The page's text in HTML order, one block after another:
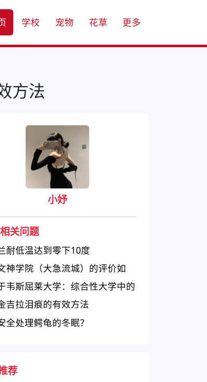
学校 宠物 花草 更多
方法
小妤
关问题
耐低温达到零下10度
神学院（大急流城）的评价如
韦斯屈莱大学：综合性大学中的
术和商业管理佼佼者
吉拉泪痕的有效方法
全处理鳄龟的冬眠？
荐